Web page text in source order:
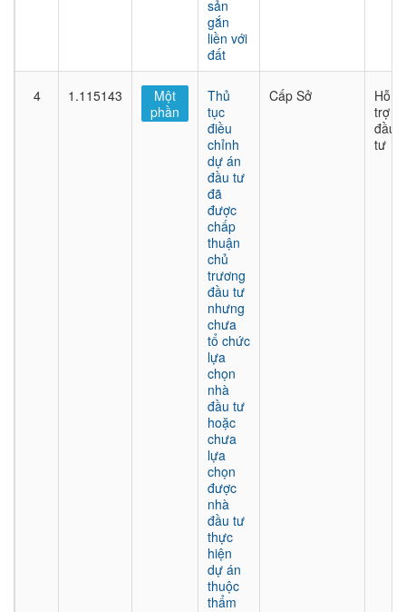
sản
gắn
liền với
đất
4 1.115143
Một
phần
Thủ
tục
điều
chỉnh
dự án
đầu tư
đã
được
chấp
thuận
chủ
trương
đầu tư
nhưng
chưa
tổ chức
lựa
chọn
nhà
đầu tư
hoặc
chưa
lựa
chọn
được
nhà
đầu tư
thực
hiện
dự án
thuộc
thẩm
Cấp Sở
Hỗ
trợ
đầu
tư